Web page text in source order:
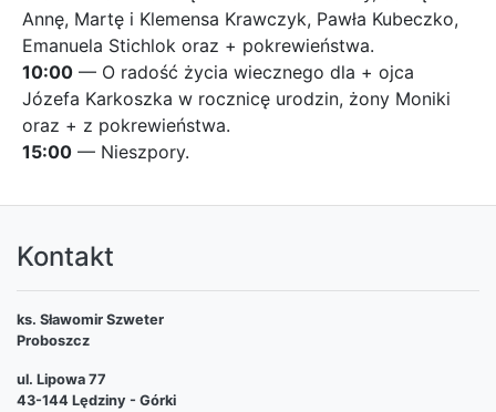
Annę, Martę i Klemensa Krawczyk, Pawła Kubeczko,
Emanuela Stichlok oraz + pokrewieństwa.
10:00 — O radość życia wiecznego dla + ojca
Józefa Karkoszka w rocznicę urodzin, żony Moniki
oraz + z pokrewieństwa.
15:00 — Nieszpory.
Kontakt
ks. Sławomir Szweter
Proboszcz
ul. Lipowa 77
43-144 Lędziny - Górki